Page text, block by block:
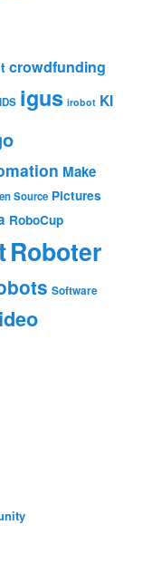
crowdfunding
IDS igus irobot KI
Make
Source Pictures
RoboCup
Roboter
Software